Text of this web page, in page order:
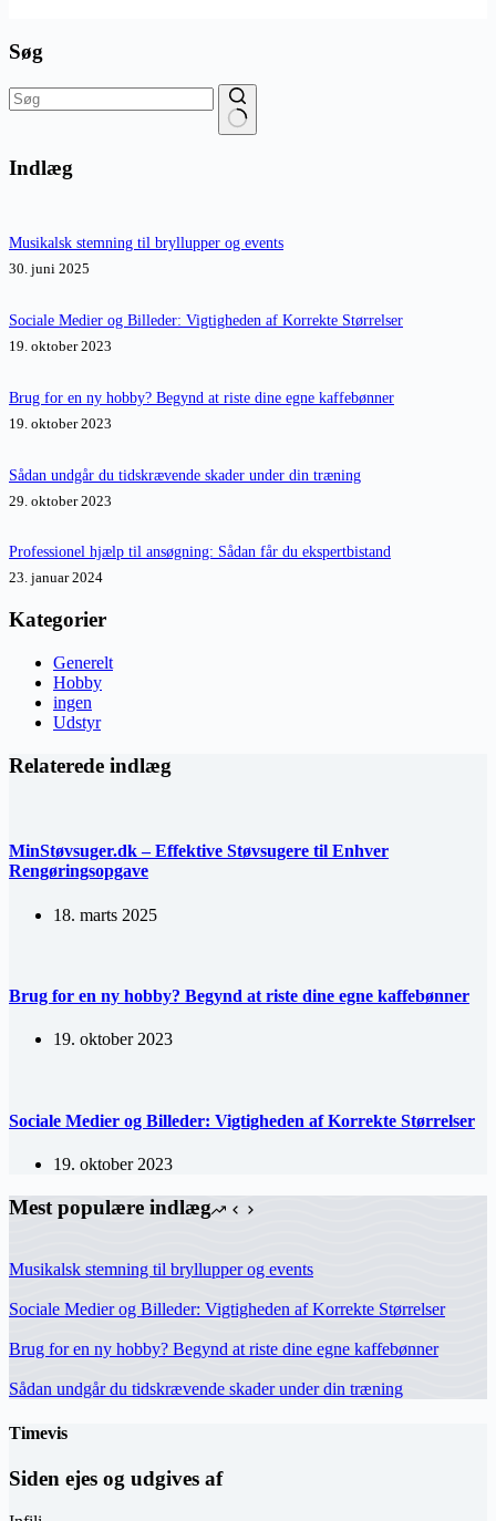
Søg
resultater
Indlæg
Musikalsk stemning til bryllupper og events
30. juni 2025
Sociale Medier og Billeder: Vigtigheden af Korrekte Størrelser
19. oktober 2023
Brug for en ny hobby? Begynd at riste dine egne kaffebønner
19. oktober 2023
Sådan undgår du tidskrævende skader under din træning
29. oktober 2023
Professionel hjælp til ansøgning: Sådan får du ekspertbistand
23. januar 2024
Kategorier
Generelt
Hobby
ingen
Udstyr
Relaterede indlæg
MinStøvsuger.dk – Effektive Støvsugere til Enhver
Rengøringsopgave
18. marts 2025
Brug for en ny hobby? Begynd at riste dine egne kaffebønner
19. oktober 2023
Sociale Medier og Billeder: Vigtigheden af Korrekte Størrelser
19. oktober 2023
Mest populære indlæg
Musikalsk stemning til bryllupper og events
Sociale Medier og Billeder: Vigtigheden af Korrekte Størrelser
Brug for en ny hobby? Begynd at riste dine egne kaffebønner
Sådan undgår du tidskrævende skader under din træning
Timevis
Siden ejes og udgives af